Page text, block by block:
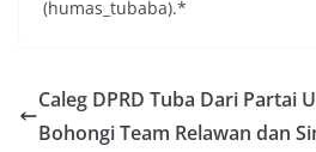
(humas_tubaba).*
Caleg DPRD Tuba Dari Partai
Bohongi Team Relawan dan